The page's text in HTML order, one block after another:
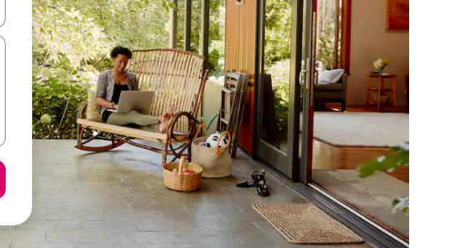
するか、画面をタッチまたはスワイプして検索結果を確認することができます。